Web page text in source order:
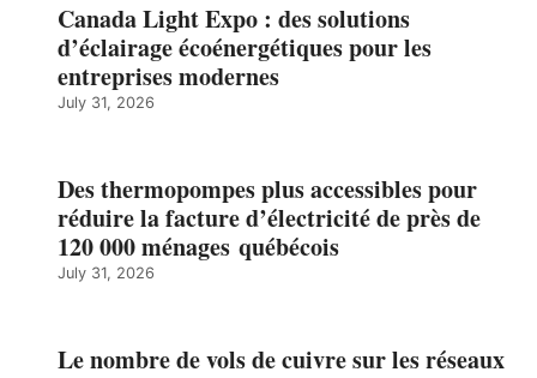
Canada Light Expo : des solutions
d’éclairage écoénergétiques pour les
entreprises modernes
July 31, 2026
Des thermopompes plus accessibles pour
réduire la facture d’électricité de près de
120 000 ménages québécois
July 31, 2026
Le nombre de vols de cuivre sur les réseaux